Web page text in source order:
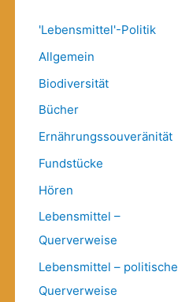
'Lebensmittel'-Politik
Allgemein
Biodiversität
Bücher
Ernährungssouveränität
Fundstücke
Hören
Lebensmittel –
Querverweise
Lebensmittel – politische
Querverweise